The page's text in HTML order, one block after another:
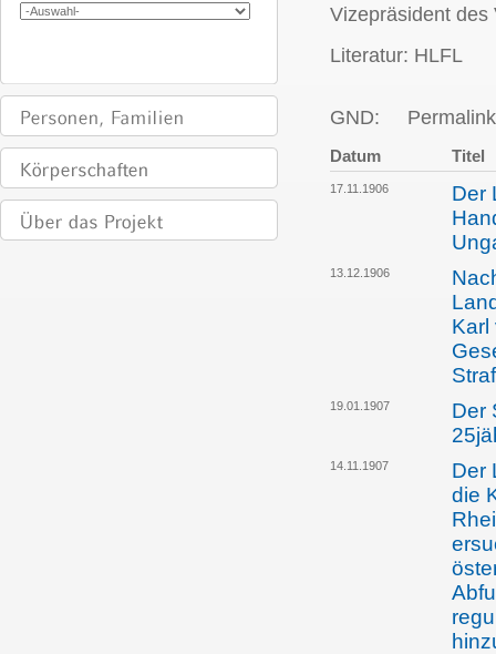
Vizepräsident
Literatur: HLFL
GND:
Datum Titel
17.11.1906
Der
13.12.1906
Karl
19.01.1907
Der
14.11.1907
Der
die